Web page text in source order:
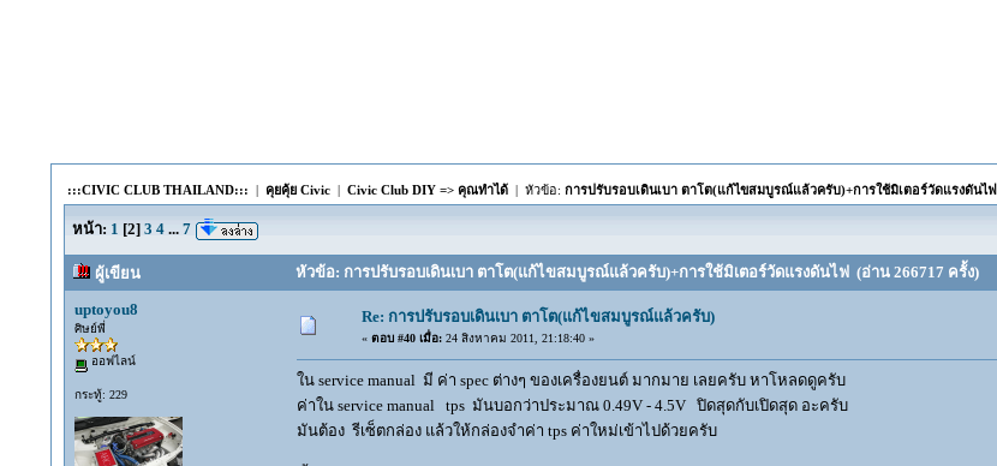
:::CIVIC CLUB THAILAND::: | คุยคุ้ย Civic| Civic Club DIY => คุณทำได้| หัวข้อ: การปรับรอบเดินเบา ตาโต(แก้ไขสมบูรณ์แล้วครับ)+การใช้มิเตอร์วัดแรงดันไฟ
หน้า: 1 [2] 3 4 ... 7
ผู้เขียน หัวข้อ: การปรับรอบเดินเบา ตาโต(แก้ไขสมบูรณ์แล้วครับ)+การใช้มิเตอร์วัดแรงดันไฟ (อ่าน 266717 ครั้ง)
uptoyou8
ศิษย์พี่
ออฟไลน์
กระทู้: 229
Re: การปรับรอบเดินเบา ตาโต(แก้ไขสมบูรณ์แล้วครับ)
« ตอบ #40 เมื่อ:24 สิงหาคม 2011, 21:18:40 »
ใน service manual มี ค่า spec ต่างๆ ของเครื่องยนต์ มากมาย เลยครับ หาโหลดดูครับ
ค่าใน service manual tps มันบอกว่าประมาณ 0.49V - 4.5V ปิดสุดกับเปิดสุด อะครับ
มันต้อง รีเซ็ตกล่อง แล้วให้กล่องจำค่า tps ค่าใหม่เข้าไปด้วยครับ